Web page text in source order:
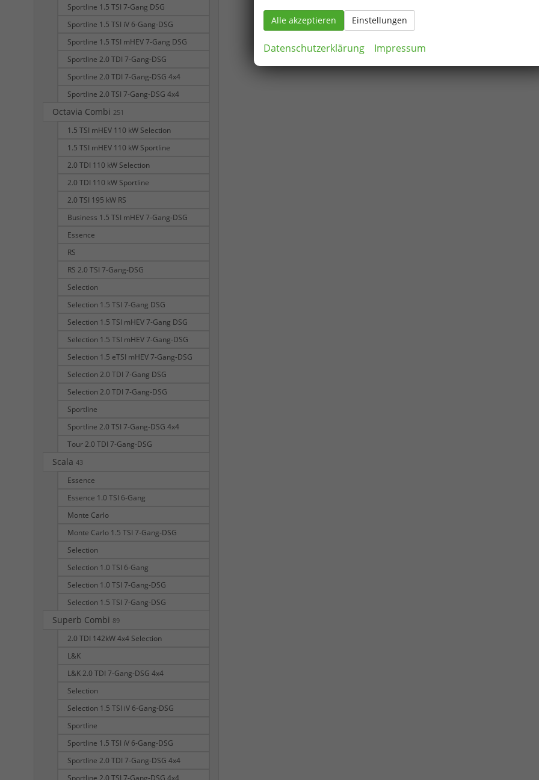
Sportline 1.5 TSI 7-Gang DSG
Sportline 1.5 TSI iV 6-Gang-DSG
Sportline 1.5 TSI mHEV 7-Gang DSG
Sportline 2.0 TDI 7-Gang-DSG
Sportline 2.0 TDI 7-Gang-DSG 4x4
Sportline 2.0 TSI 7-Gang-DSG 4x4
Octavia Combi 251
1.5 TSI mHEV 110 kW Selection
1.5 TSI mHEV 110 kW Sportline
2.0 TDI 110 kW Selection
2.0 TDI 110 kW Sportline
2.0 TSI 195 kW RS
Business 1.5 TSI mHEV 7-Gang-DSG
Essence
RS
RS 2.0 TSI 7-Gang-DSG
Selection
Selection 1.5 TSI 7-Gang DSG
Selection 1.5 TSI mHEV 7-Gang DSG
Selection 1.5 TSI mHEV 7-Gang-DSG
Selection 1.5 eTSI mHEV 7-Gang-DSG
Selection 2.0 TDI 7-Gang DSG
Selection 2.0 TDI 7-Gang-DSG
Sportline
Sportline 2.0 TSI 7-Gang-DSG 4x4
Tour 2.0 TDI 7-Gang-DSG
Scala 43
Essence
Essence 1.0 TSI 6-Gang
Monte Carlo
Monte Carlo 1.5 TSI 7-Gang-DSG
Selection
Selection 1.0 TSI 6-Gang
Selection 1.0 TSI 7-Gang-DSG
Selection 1.5 TSI 7-Gang-DSG
Superb Combi 89
2.0 TDI 142kW 4x4 Selection
L&K
L&K 2.0 TDI 7-Gang-DSG 4x4
Selection
Selection 1.5 TSI iV 6-Gang-DSG
Sportline
Sportline 1.5 TSI iV 6-Gang-DSG
Sportline 2.0 TDI 7-Gang-DSG 4x4
Sportline 2.0 TSI 7-Gang-DSG 4x4
Alle akzeptieren Einstellungen
Datenschutzerklärung Impressum